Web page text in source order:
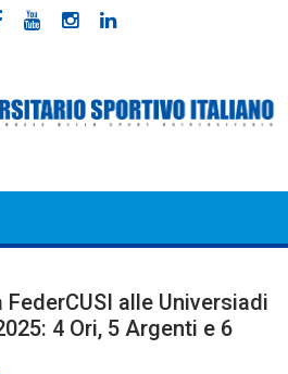
FederCUSI alle Universiadi
4 Ori, 5 Argenti e 6